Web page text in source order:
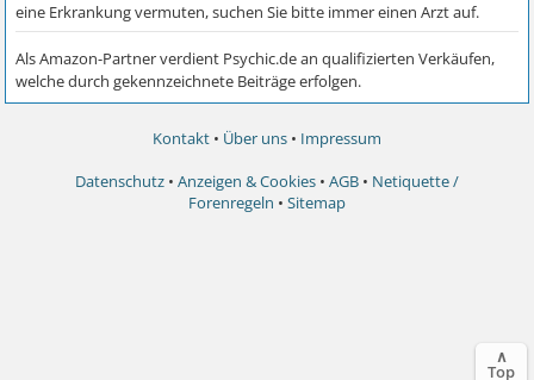
Kontakt • Über uns • Impressum
Datenschutz • Anzeigen & Cookies • AGB • Netiquette /
Forenregeln • Sitemap
∧
Top